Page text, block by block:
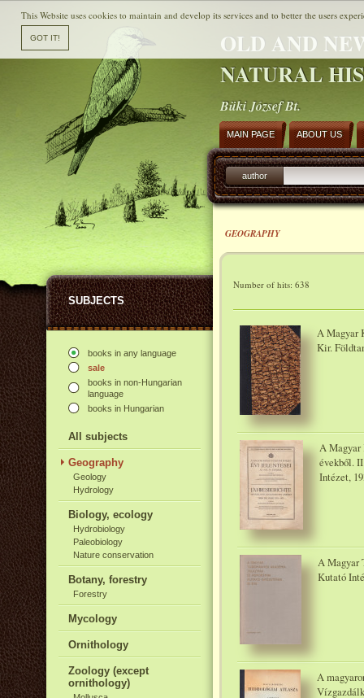
OLD AND
NATURAL
Büki József Bt.
SUBJECTS
books in any language
sale
books in non-Hungarian
language
books in Hungarian
All subjects
Geography
Geology
Hydrology
Biology, ecology
Hydrobiology
Paleobiology
Nature conservation
Botany, forestry
Forestry
Mycology
Ornithology
Zoology (except
ornithology)
MAIN PAGE ABOUT US
author
GEOGRAPHY
Number of hits: 638
A Magyar
Kir.
A Magyar
évekből.
Intézet,
A Magyar
Kutató
A
This Website uses cookies to maintain and develop its services and to better the users